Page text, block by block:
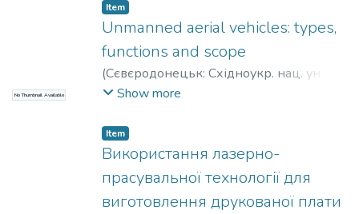
No Thumbnail Available
Item
Unmanned aerial vehicles: types,
functions and scope
(Сєвєродонецьк: Східноукр. нац. ун-т
ім. В. Даля,2020
Show more
Item
Використання лазерно-
прасувальної технології для
виготовлення друкованої плати